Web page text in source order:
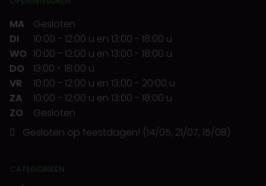
MA
Gesloten
DI
10:00 - 12:00 u en 13:00 - 18:00 u
WO 10:00 - 12:00 u en 13:00 - 18:00 u
DO
13:00 - 18:00 u
VR
10:00 - 12:00 u en 13:00 - 20:00 u
ZA
10:00 - 12:00 u en 13:00 - 18:00 u
ZO
Gesloten
Gesloten op feestdagen! (14/05, 21/07, 15/08)
CATEGORIEËN